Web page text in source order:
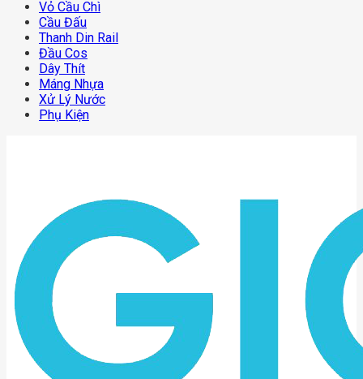
Vỏ Cầu Chì
Cầu Đấu
Thanh Din Rail
Đầu Cos
Dây Thít
Máng Nhựa
Xử Lý Nước
Phụ Kiện